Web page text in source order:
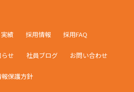
実績 採用情報 採用FAQ
せ 社員ブログ お問い合わせ
保護方針